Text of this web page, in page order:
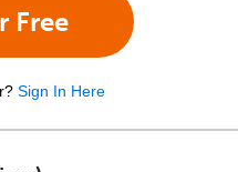
Free
Sign In Here